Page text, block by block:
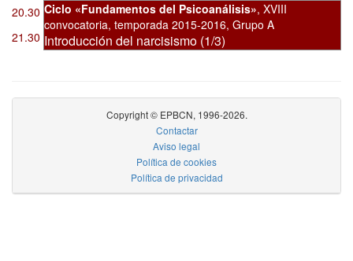
20.30 Ciclo «Fundamentos del Psicoanálisis», XVIII
convocatoria, temporada 2015-2016, Grupo A
Introducción del narcisismo (1/3)
21.30
Copyright © EPBCN, 1996-2026.
Contactar
Aviso legal
Política de cookies
Política de privacidad